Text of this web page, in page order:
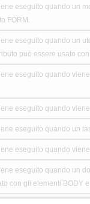
eseguito quando un
FORM.
eseguito quando un
può essere usato
eseguito quando
eseguito quando
eseguito quando un
eseguito quando
eseguito quando un
con gli elementi BODY e